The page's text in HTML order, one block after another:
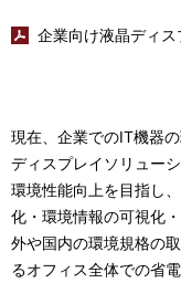
企業向け液晶ディ
現在、企業でのIT機器
ディスプレイソリュー
環境性能向上を目指し
化・環境情報の可視化
外や国内の環境規格の
るオフィス全体での省